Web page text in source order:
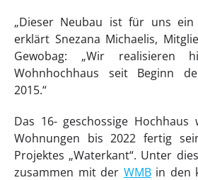
„Dieser Neubau ist für uns ein
erklärt Snezana Michaelis,
Gewobag: „Wir realisieren
Wohnhochhaus seit Beginn
2015.“
Das 16- geschossige
Wohnungen bis 2022 fertig
Projektes „Waterkant“. Unter
zusammen mit der WMBin den